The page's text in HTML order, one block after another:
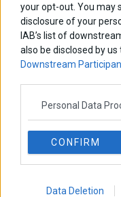
your opt-out. You
disclosure of your
IAB’s list of
also be disclosed by
Downstream
Personal Data
CONFIRM
Data Deletion